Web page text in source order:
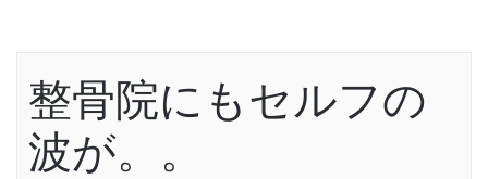
整骨院にもセルフの
波が。。